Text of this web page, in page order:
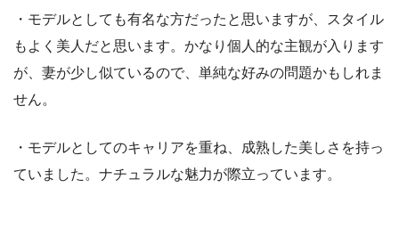
・モデルとしても有名な方だったと思いますが、スタイル
もよく美人だと思います。かなり個人的な主観が入ります
が、妻が少し似ているので、単純な好みの問題かもしれま
せん。
・モデルとしてのキャリアを重ね、成熟した美しさを持っ
ていました。ナチュラルな魅力が際立っています。